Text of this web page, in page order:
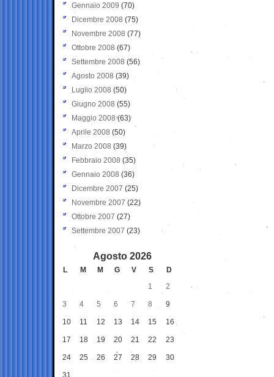
Gennaio 2009 (70)
Dicembre 2008 (75)
Novembre 2008 (77)
Ottobre 2008 (67)
Settembre 2008 (56)
Agosto 2008 (39)
Luglio 2008 (50)
Giugno 2008 (55)
Maggio 2008(63)
Aprile 2008 (50)
Marzo 2008 (39)
Febbraio 2008 (35)
Gennaio 2008 (36)
Dicembre 2007 (25)
Novembre 2007 (22)
Ottobre 2007 (27)
Settembre 2007 (23)
Agosto 2026
L M M G V S
D
1
2
3 4 5 6 7 8 9
10 11 12 13 14 15 16
17 18 19 20 21 22 23
24 25 26 27 28 29 30
31